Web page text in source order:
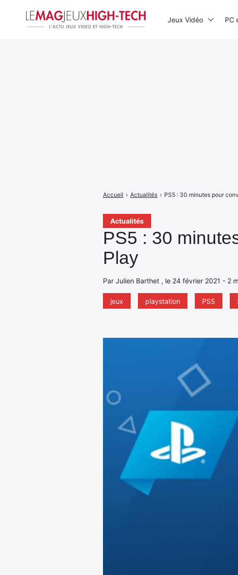
Actualités
PS5 : 30
Play
Par Julien Barthet , le 24 février 2021 - 2
jeux playstation PS5
Accueil › Actualités › PS5 : 30 minutes pour
Jeux Vidéo PC